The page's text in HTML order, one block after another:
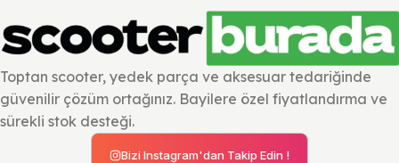
Toptan scooter, yedek parça ve aksesuar tedariğinde
güvenilir çözüm ortağınız. Bayilere özel fiyatlandırma ve
sürekli stok desteği.
Bizi Instagram'dan Takip Edin !